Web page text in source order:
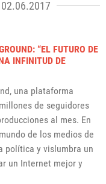
02.06.2017
“EL FUTURO DE
INFINITUD DE
una plataforma
de seguidores
al mes. En
de los medios de
política y vislumbra un
un Internet mejor y